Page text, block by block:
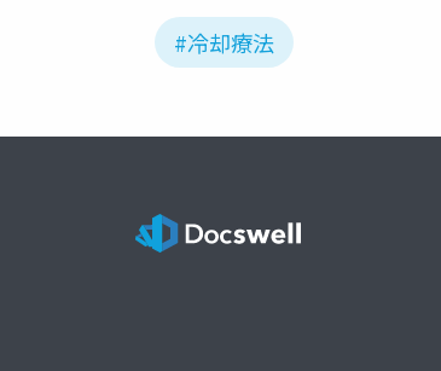
#冷却療法